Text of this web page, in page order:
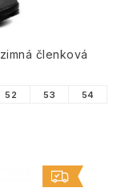
členková
52 53 54